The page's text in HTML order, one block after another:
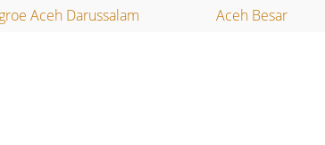
Aceh Darussalam
Aceh Besar